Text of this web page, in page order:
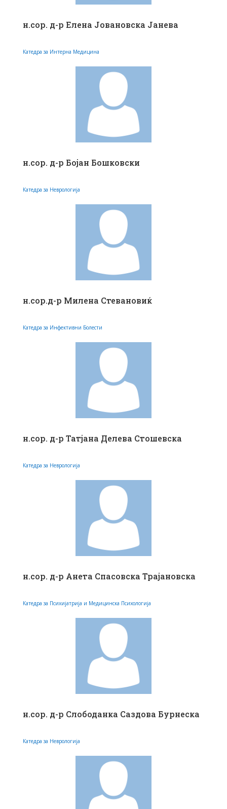
н.сор. д-р Елена Јовановска Јанева
Катедра за Интерна Медицина
н.сор. д-р Бојан Бошковски
Катедра за Неврологија
н.сор.д-р Милена Стевановиќ
Катедра за Инфективни Болести
н.сор. д-р Татјана Делева Стошевска
Катедра за Неврологија
н.сор. д-р Анета Спасовска Трајановска
Катедра за Психијатрија и Медицинска Психологија
н.сор. д-р Слободанка Саздова Бурнеска
Катедра за Неврологија